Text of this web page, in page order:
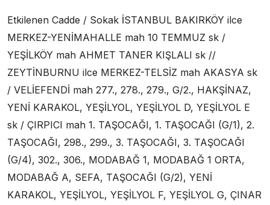
Etkilenen Cadde / Sokak İSTANBUL BAKIRKÖY ilce
MERKEZ-YENİMAHALLE mah 10 TEMMUZ sk /
YEŞİLKÖY mah AHMET TANER KIŞLALI sk //
ZEYTİNBURNU ilce MERKEZ-TELSİZ mah AKASYA sk
/ VELİEFENDİ mah 277., 278., 279., G/2., HAKŞİNAZ,
YENİ KARAKOL, YEŞİLYOL, YEŞİLYOL D, YEŞİLYOL E
sk / ÇIRPICI mah 1. TAŞOCAĞI, 1. TAŞOCAĞI (G/1), 2.
TAŞOCAĞI, 298., 299., 3. TAŞOCAĞI, 3. TAŞOCAĞI
(G/4), 302., 306., MODABAĞ 1, MODABAĞ 1 ORTA,
MODABAĞ A, SEFA, TAŞOCAĞI (G/2), YENİ
KARAKOL, YEŞİLYOL, YEŞİLYOL F, YEŞİLYOL G, ÇINAR